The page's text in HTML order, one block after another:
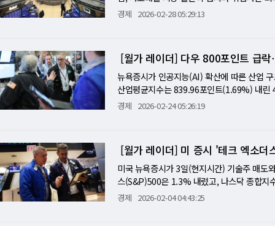
로 겹치며 국가 간 경쟁의 성격이 훨씬 짙어
며, 2030년 이전 유인 달 탐사에 나설 계획
락과 맞닿아 있다. 미국 내에서 아르테미스
트로 간주된다. 달에 먼저 도착하는 문제를
아폴로 시대의 달 경쟁이 체제 대결의 상징이
다. 이번 임무에 한국 기업이 제작한 큐브위
의 반도체를 탑재한 이 위성은 고지구궤도
밀하게 이해해야 하고, K-라드큐브는 바로
지를 동시에 증명해야 하는 임무다. 첫째, 미
째, 오리온과 SLS가 실제 사람을 태우고 심
전히 주도권을 쥘 수 있는가. 53년 만의 달
나야만 미국은 달 착륙과 달 기지라는 다음
대신 질소를 빵빵하게 채워 포장하는 원리
연료로 주입된다. 만약 로켓 내부에 대기 중
달의 거대한 중력을 이용해 우주선을 한 바
오는 부메랑과 같다. 이 궤도에 무사히 진입
지구의 중력만으로 안전하게 대기권으로 돌
는 단순한 달 궤도 비행을 넘어, 다가올 인류
진화하기 위해 내딛는 거대한 첫걸음이다.
사를 관장하는 가장 근본적인 분자 부품이
친 적이 없는 무인도에서 다섯 가지 핵심 알
시하는 건축 설계도에 해당한다. 20밀리그
석에 사용한 류구 시료는 총 약 20밀리그램
점에서 터치다운(착지) 방식으로 채취한 것
다. 연구팀은 극소량 시료에 최적화된 추출
로마토그래피와 고해상도 질량분석법을 결
다고 평가했다. 또한 연구팀은 동위원소 분
가치는 샘플의 출처인 류구의 특성에서 비롯
고 있는 탄소질(C형) 소행성이다. 지구와 화
원소적 조성이 가장 원시적인 운석 그룹인
존 초전도체 연구의 상식을 뒤집는 독창적인
서 절대온도 133케이(영하 140도)에서 초전
만 배에서 30만 배에 달하는 엄청난 압력으
게 찌그러지면서 초전도 현상이 일어나는 온
연구진은 압력을 가한 상태에서 온도를 절
다이아몬드의 압력을 순식간에 풀어버렸다.
누른 상태에서 순간적으로 꽁꽁 얼려버리면,
로 갇혀버리는 것이다. 그 성과는 눈부셨다.
(영하 122도)까지 초전도 특성을 잃지 않았
휴스턴대학 측은 151K 달성은 1911년 초전
라고 평가했다. 휴스턴대 폴 추 교수는 압력
극도로 예민한 실험 과정을 회고하며 이 기
인트(1.17%) 내린 4만8918.94에 마감했다.
열 우려가 증시를 압박했다. 은행주는 직격
록했다. 골드만삭스(-7.29%), 모건스탠리(-
과 은행권으로 확산될 수 있다는 우려가 배
테크놀로지스는 AI 서버 매출 급증과 2027
니해설] 물가가 다시 흔든 연준의 선택 이번
있다고 전했다. 이는 12개월 기준 3%대 초
너스의 스티븐 콜라노 CIO는 "인플레이션은
기 위해 동결을 유지할지 불확실성이 커졌
을 예상하고 있지만, 금리 인하 기대는 한층
회의 사이 AI 테마 역시 시험대에 올랐다. 엔
경제 2026-02-28 05:29:13
[월가 레이더] 다우 800포인트 급
뉴욕증시가 인공지능(AI) 확산에 따른 산업
산업평균지수는 839.96포인트(1.69%) 내
트(1.20%) 하락한 6826.50, 나스닥 종합지
올릴 수 있다"는 분석을 내놓은 점도 투자심
상하겠다고 밝혔다. 무역 민감주인 아메리칸
은 2%, 금 선물은 약 3% 상승했다. 비트코
한 '실업 공포'…소프트웨어 직격탄 이번 급
한 이후, 소프트웨어와 사이버보안 업종 전
경제 2026-02-24 05:26:19
[월가 레이더] 미 증시 '테크 엑소
미국 뉴욕증시가 3일(현지시간) 기술주 매도
스(S&P)500은 1.3% 내렸고, 나스닥 종합지
평균지수는 장중 0.5% 오르며 4만9653.13
경제 2026-02-04 04:43:25